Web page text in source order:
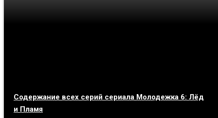
Содержание всех серий сериала Молодежка 6: Лёд
и Пламя